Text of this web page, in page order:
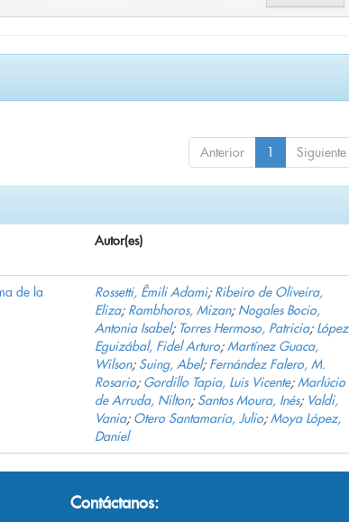
Anterior 1 Siguiente
Autor(es)
de la
Rossetti, Êmili Adami; Ribeiro de Oliveira,
Eliza; Rambhoros, Mizan; Nogales Bocio,
Antonia Isabel; Torres Hermoso, Patricia; López
Eguizábal, Fidel Arturo;Martínez Guaca,
Wilson; Suing, Abel; Fernández Falero, M.
Rosario; Gordillo Tapia, Luis Vicente;Marlúcio
de Arruda, Nilton; Santos Moura, Inés; Valdi,
Vania; Otero Santamaría, Julio;Moya López,
Daniel
Contáctanos: